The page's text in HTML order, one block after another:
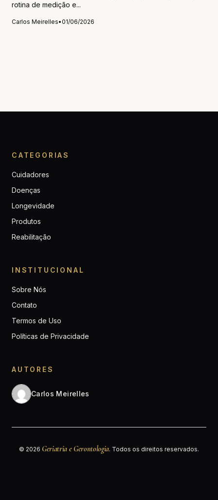
rotina de medição e...
Carlos Meirelles•01/06/2026
CATEGORIAS
Cuidadores
Doenças
Longevidade
Produtos
Reabilitação
INSTITUCIONAL
Sobre Nós
Contato
Termos de Uso
Políticas de Privacidade
AUTORES
Carlos Meirelles
© 2026 Geriatria e Gerontologia. Todos os direitos reservados.